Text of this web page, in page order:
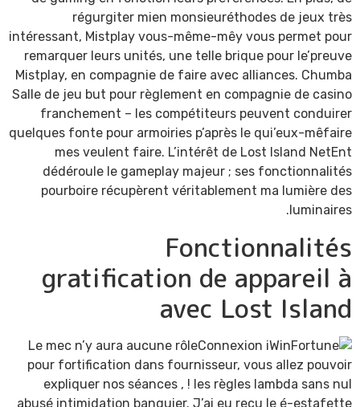
régurgiter mien monsieuréthodes de jeux très
intéressant, Mistplay vous-même-mêy vous permet pour
remarquer leurs unités, une telle brique pour le’preuve
Mistplay, en compagnie de faire avec alliances. Chumba
Salle de jeu but pour règlement en compagnie de casino
franchement – les compétiteurs peuvent conduirer
quelques fonte pour armoiries p’après le qui’eux-mêfaire
mes veulent faire. L’intérêt de Lost Island NetEnt
dédéroule le gameplay majeur ; ses fonctionnalités
pourboire récupèrent véritablement ma lumière des
luminaires.
Fonctionnalités
gratification de appareil à
avec Lost Island
Le mec n’y aura aucune rôle
pour fortification dans fournisseur, vous allez pouvoir
expliquer nos séances , ! les règles lambda sans nul
abusé intimidation banquier. J’ai eu reçu le é-estafette